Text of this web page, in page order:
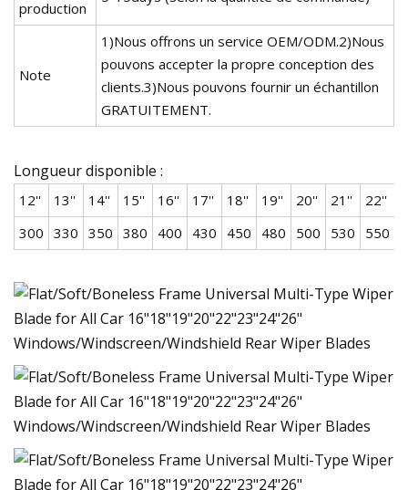
production
Note
1)Nous offrons un service OEM/ODM.2)Nous
pouvons accepter la propre conception des
clients.3)Nous pouvons fournir un échantillon
GRATUITEMENT.
Longueur disponible :
12'' 13'' 14'' 15'' 16'' 17'' 18'' 19'' 20'' 21'' 22''
300 330 350 380 400 430 450 480 500 530 550